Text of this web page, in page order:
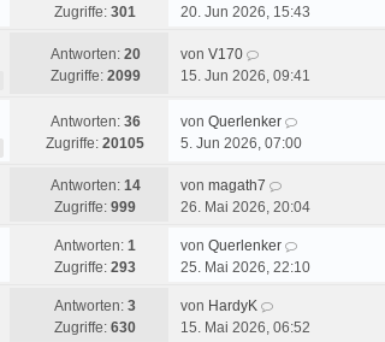
Zugriffe: 301
20. Jun 2026, 15:43
Antworten: 20
Zugriffe: 2099
von V170
15. Jun 2026, 09:41
Antworten: 36
Zugriffe: 20105
von Querlenker
5. Jun 2026, 07:00
Antworten: 14
Zugriffe: 999
von magath7
26. Mai 2026, 20:04
Antworten: 1
Zugriffe: 293
von Querlenker
25. Mai 2026, 22:10
Antworten: 3
Zugriffe: 630
von HardyK
15. Mai 2026, 06:52